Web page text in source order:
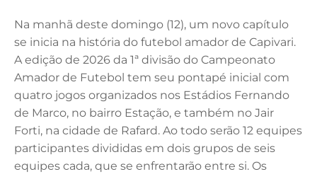
b
o
o
k
dI
n
r
A
p
p
Na manhã deste domingo (12), um novo capítulo
se inicia na história do futebol amador de Capivari.
A edição de 2026 da 1ª divisão do Campeonato
Amador de Futebol tem seu pontapé inicial com
quatro jogos organizados nos Estádios Fernando
de Marco, no bairro Estação, e também no Jair
Forti, na cidade de Rafard. Ao todo serão 12 equipes
participantes divididas em dois grupos de seis
equipes cada, que se enfrentarão entre si. Os